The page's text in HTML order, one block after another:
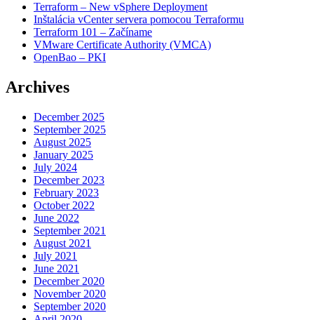
Terraform – New vSphere Deployment
Inštalácia vCenter servera pomocou Terraformu
Terraform 101 – Začíname
VMware Certificate Authority (VMCA)
OpenBao – PKI
Archives
December 2025
September 2025
August 2025
January 2025
July 2024
December 2023
February 2023
October 2022
June 2022
September 2021
August 2021
July 2021
June 2021
December 2020
November 2020
September 2020